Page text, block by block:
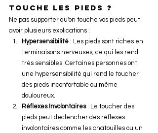
touche les pieds ?
Ne pas supporter qu'on touche vos pieds peut
avoir plusieurs explications :
Hypersensibilité : Les pieds sont riches en
terminaisons nerveuses, ce qui les rend
très sensibles. Certaines personnes ont
une hypersensibilité qui rend le toucher
des pieds inconfortable ou même
douloureux.
Réflexes Involontaires : Le toucher des
pieds peut déclencher des réflexes
involontaires comme les chatouilles ou un